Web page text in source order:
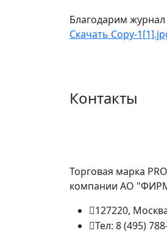
Благодарим
Скачать Copy-
Контакты
Торговая марка
компании АО
127220,
Тел: 8 (495)